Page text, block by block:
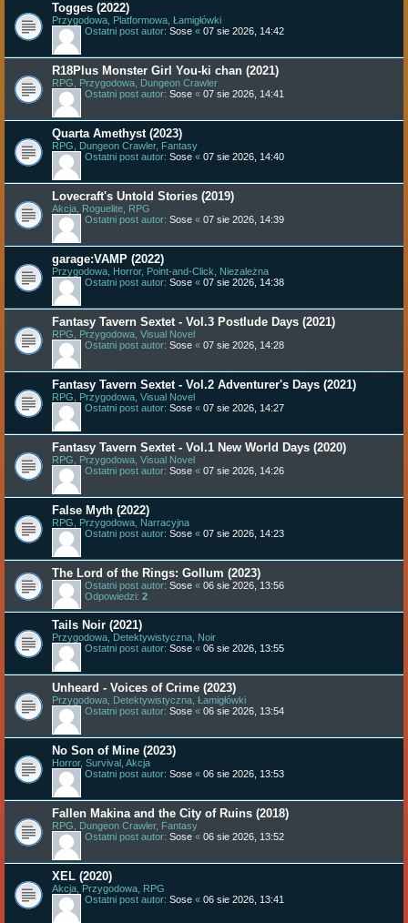
Togges (2022)
Przygodowa, Platformowa, Łamigłówki
Ostatni post autor: Sose « 07 sie 2026, 14:42
R18Plus Monster Girl You-ki chan (2021)
RPG, Przygodowa, Dungeon Crawler
Ostatni post autor: Sose « 07 sie 2026, 14:41
Quarta Amethyst (2023)
RPG, Dungeon Crawler, Fantasy
Ostatni post autor: Sose « 07 sie 2026, 14:40
Lovecraft's Untold Stories (2019)
Akcja, Roguelite, RPG
Ostatni post autor: Sose « 07 sie 2026, 14:39
garage:VAMP (2022)
Przygodowa, Horror, Point-and-Click, Niezależna
Ostatni post autor: Sose « 07 sie 2026, 14:38
Fantasy Tavern Sextet - Vol.3 Postlude Days (2021)
RPG, Przygodowa, Visual Novel
Ostatni post autor: Sose « 07 sie 2026, 14:28
Fantasy Tavern Sextet - Vol.2 Adventurer's Days (2021)
RPG, Przygodowa, Visual Novel
Ostatni post autor: Sose « 07 sie 2026, 14:27
Fantasy Tavern Sextet - Vol.1 New World Days (2020)
RPG, Przygodowa, Visual Novel
Ostatni post autor: Sose « 07 sie 2026, 14:26
False Myth (2022)
RPG, Przygodowa, Narracyjna
Ostatni post autor: Sose « 07 sie 2026, 14:23
The Lord of the Rings: Gollum (2023)
Ostatni post autor: Sose « 06 sie 2026, 13:56
Odpowiedzi: 2
Tails Noir (2021)
Przygodowa, Detektywistyczna, Noir
Ostatni post autor: Sose « 06 sie 2026, 13:55
Unheard - Voices of Crime (2023)
Przygodowa, Detektywistyczna, Łamigłówki
Ostatni post autor: Sose « 06 sie 2026, 13:54
No Son of Mine (2023)
Horror, Survival, Akcja
Ostatni post autor: Sose « 06 sie 2026, 13:53
Fallen Makina and the City of Ruins (2018)
RPG, Dungeon Crawler, Fantasy
Ostatni post autor: Sose « 06 sie 2026, 13:52
XEL (2020)
Akcja, Przygodowa, RPG
Ostatni post autor: Sose « 06 sie 2026, 13:41